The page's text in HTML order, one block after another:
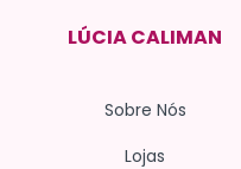
LÚCIA CALIMAN
Sobre Nós
Lojas